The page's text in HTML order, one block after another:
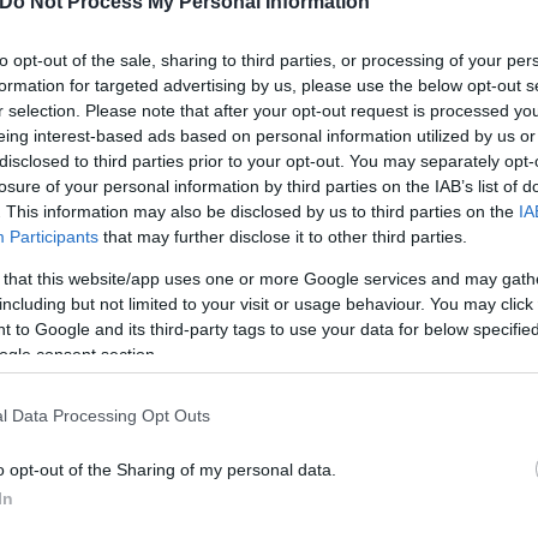
opt-out of the sale, sharing to third parties, or processing of your
for targeted advertising by us, please use the below opt-out
selection. Please note that after your opt-out request is processed
interest-based ads based on personal information utilized by us
to third parties prior to your opt-out. You may separately
of your personal information by third parties on the IAB’s list of
This information may also be disclosed by us to third parties on the
Participants that may further disclose it to other third parties.
that this website/app uses one or more Google services and may
but not limited to your visit or usage behaviour. You may
to Google and its third-party tags to use your data for below
consent section.
Data Processing Opt Outs
opt-out of the Sharing of my personal data.
διπλή μαστεκτομή, ακολουθούμενη από
για καρκίνο. Η απόφασή της να δημοσιοποιήσει
σε εξετάσεις για καρκίνο, τον πιο
θανάτου από καρκίνο στις γυναίκες.
ελέγχων γνωστή και ως το «Φαινόμενο
θα μπορούσαν να προληφθούν κάθε χρόνο